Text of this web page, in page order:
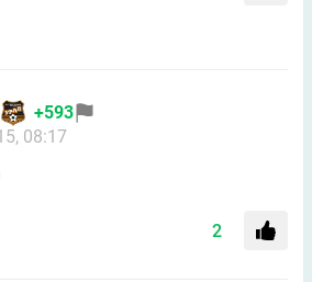
+593
08:17
2